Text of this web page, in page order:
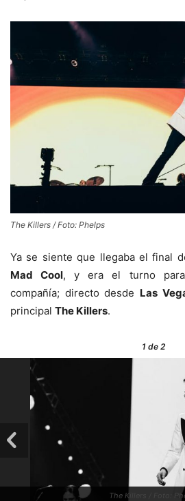
The Killers / Foto: Phelps
Ya se siente que llegaba el final
Mad Cool, y era el turno
compañía; directo desde Las
principal The Killers.
1 de 2
The Killers / Foto: